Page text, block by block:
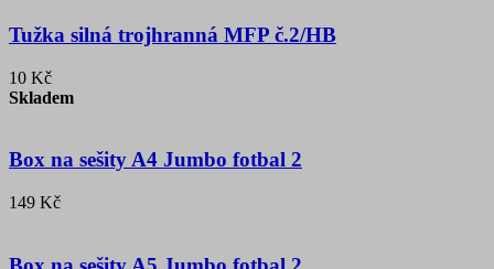
Tužka silná trojhranná MFP č.2/HB
10 Kč
Skladem
Box na sešity A4 Jumbo fotbal 2
149 Kč